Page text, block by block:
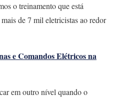
o treinamento que está
de 7 mil eletricistas ao redor
e Comandos Elétricos na
em outro nível quando o